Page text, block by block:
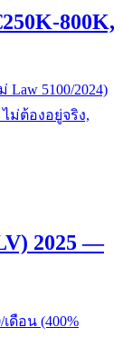
800K,
Law 5100/2024)
ไม่ต้องอยู่จริง,
2025 —
เดือน (400%